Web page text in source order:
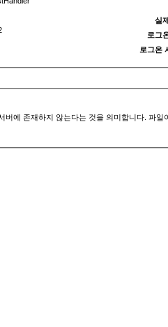
실
로그
로그온
버에 존재하지 않는다는 것을 의미합니다. 파